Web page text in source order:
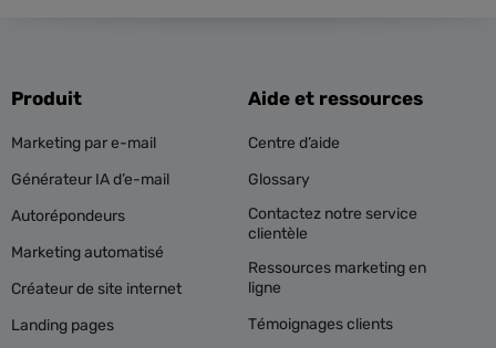
Produit
Marketing par e-mail
Générateur IA d’e-mail
Autorépondeurs
Marketing automatisé
Créateur de site internet
Landing pages
Aide et ressources
Centre d’aide
Glossary
Contactez notre service
clientèle
Ressources marketing en
ligne
Témoignages clients